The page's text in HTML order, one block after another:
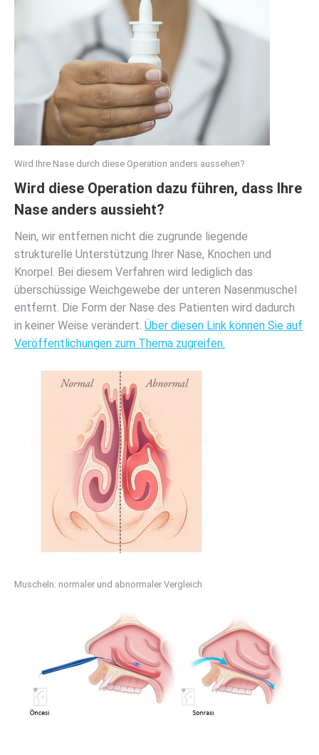
Wird Ihre Nase durch diese Operation anders aussehen?
Wird diese Operation dazu führen, dass Ihre
Nase anders aussieht?
Nein, wir entfernen nicht die zugrunde liegende
strukturelle Unterstützung Ihrer Nase, Knochen und
Knorpel. Bei diesem Verfahren wird lediglich das
überschüssige Weichgewebe der unteren Nasenmuschel
entfernt. Die Form der Nase des Patienten wird dadurch
in keiner Weise verändert. Über diesen Link können Sie auf
Veröffentlichungen zum Thema zugreifen.
Muscheln: normaler und abnormaler Vergleich